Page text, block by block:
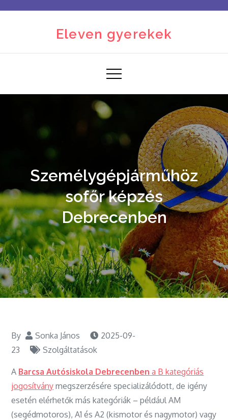
Eleven gyerekek
Személygépjárműhöz
sofőr képzés
Debrecenben
By Sonka János
2025-09-
23
Szolgáltatások
A Barcsa Autósiskola Debrecenben a B kategóriás
jogosítvány megszerzésére specializálódott, de igény
esetén elérhetők más kategóriák – például AM
(segédmotoros), A1 és A2 (kismotor és nagymotor) vagy